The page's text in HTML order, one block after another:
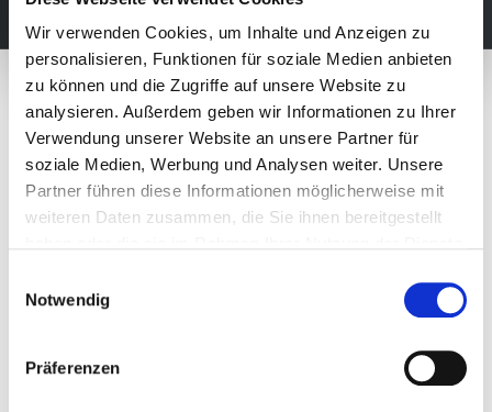
Wir verwenden Cookies, um Inhalte und Anzeigen zu
personalisieren, Funktionen für soziale Medien anbieten
zu können und die Zugriffe auf unsere Website zu
analysieren. Außerdem geben wir Informationen zu Ihrer
Verwendung unserer Website an unsere Partner für
soziale Medien, Werbung und Analysen weiter. Unsere
Partner führen diese Informationen möglicherweise mit
weiteren Daten zusammen, die Sie ihnen bereitgestellt
Notwendig
Präferenzen
Wärmepumpe, PV, Pellet, Solarthermie & mehr.
Energieforum
hautnah erleben. Auf über 350 qm präsentieren wir moderne
Technologien wie Wärmepumpen, Solarthermie-Anlagen,
Echtbetrieb. Auch innovative Lösungen wie Photovoltaik-Module
und Balkonkraftwerke sind Teil unserer Ausstellung. So können Sie